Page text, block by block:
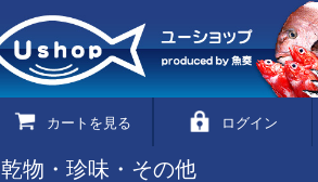
カートを見る ログイン
乾物・珍味・その他